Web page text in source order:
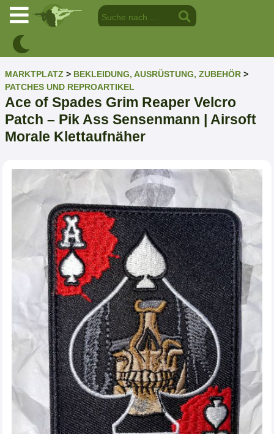
MARKTPLATZ > BEKLEIDUNG, AUSRÜSTUNG, ZUBEHÖR >
PATCHES UND REPROARTIKEL
Ace of Spades Grim Reaper Velcro
Patch – Pik Ass Sensenmann | Airsoft
Morale Klettaufnäher